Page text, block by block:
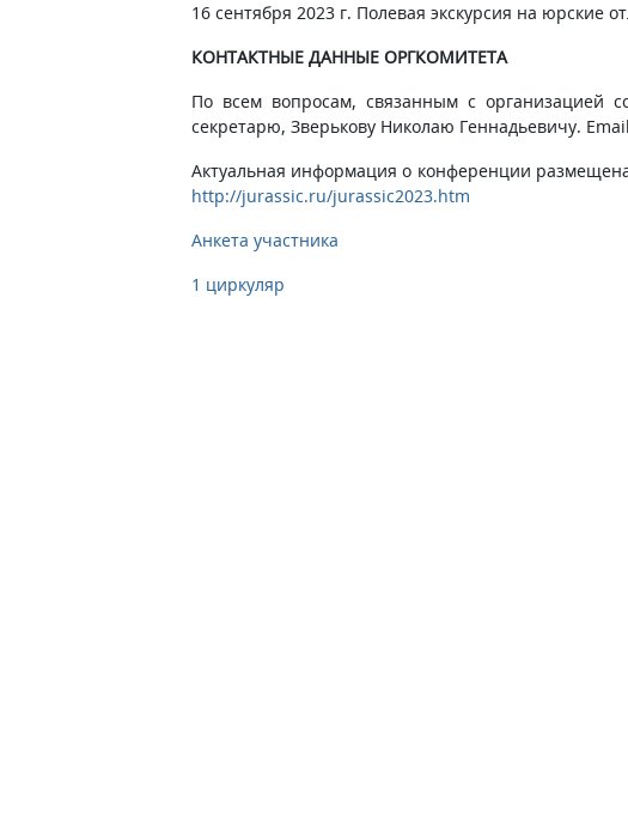
16 сентября 2023 г. Полевая экскурсия на юрские
КОНТАКТНЫЕ ДАННЫЕ ОРГКОМИТЕТА
По всем вопросам, связанным с организацией
секретарю, Зверькову Николаю Геннадьевичу.
Актуальная информация о конференции размещена
http://jurassic.ru/jurassic2023.htm
Анкета участника
1 циркуляр